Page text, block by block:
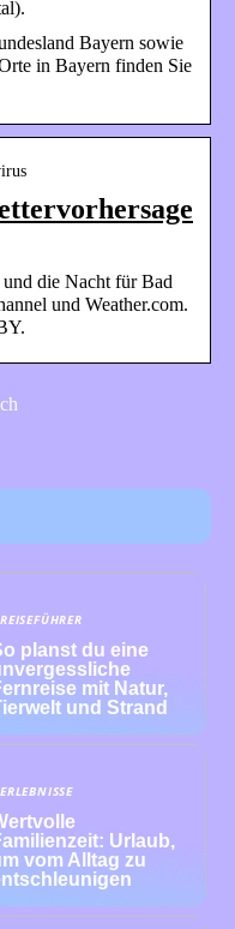
Bayern sowie
in Bayern finden Sie
die Nacht für Bad
und Weather.com.
REISEFÜHRER
planst du eine
mit Natur,
und Strand
ERLEBNISSE
Urlaub,
vom Alltag zu